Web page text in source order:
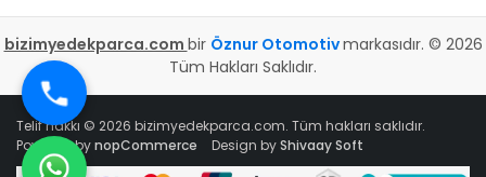
bizimyedekparca.com bir Öznur Otomotivmarkasıdır. © 2026
Tüm Hakları Saklıdır.
Telif hakkı © 2026 bizimyedekparca.com. Tüm hakları saklıdır.
Powered bynopCommerce Design byShivaay Soft